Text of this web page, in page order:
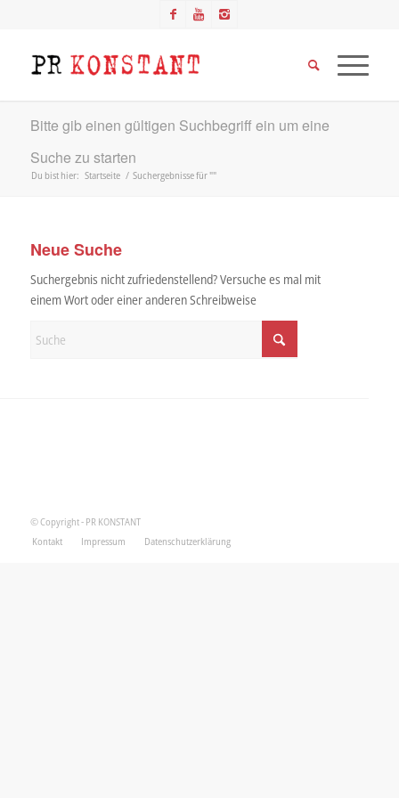
Bitte gib einen gültigen Suchbegriff ein um eine
Suche zu starten
Du bist hier: Startseite / Suchergebnisse für ""
Neue Suche
Suchergebnis nicht zufriedenstellend? Versuche es mal mit
einem Wort oder einer anderen Schreibweise
© Copyright - PR KONSTANT
Kontakt
Impressum Datenschutzerklärung